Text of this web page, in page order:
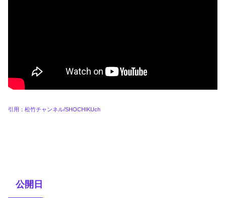
引用：松竹チャンネル/SHOCHIKUch
公開日